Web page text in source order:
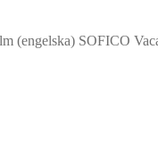
(engelska) SOFICO